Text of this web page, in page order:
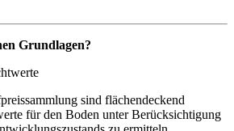
Grundlagen?
sind flächendeckend
für den Boden unter Berücksichtigung